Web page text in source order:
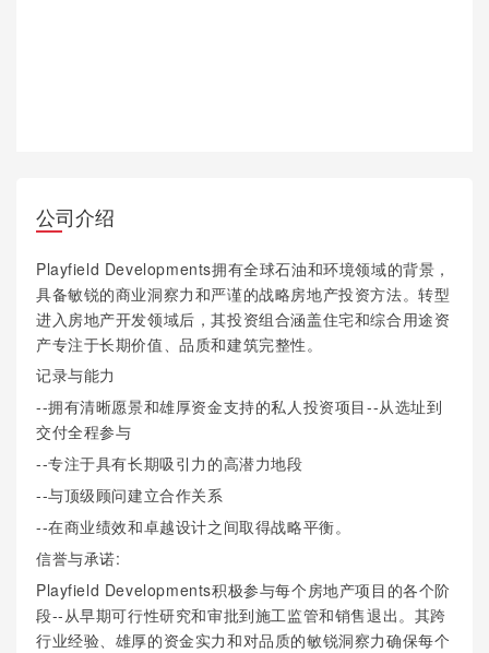
公司介绍
Playfield Developments拥有全球石油和环境领域的背景，
具备敏锐的商业洞察力和严谨的战略房地产投资方法。转型
进入房地产开发领域后，其投资组合涵盖住宅和综合用途资
产专注于长期价值、品质和建筑完整性。
记录与能力
--拥有清晰愿景和雄厚资金支持的私人投资项目--从选址到
交付全程参与
--专注于具有长期吸引力的高潜力地段
--与顶级顾问建立合作关系
--在商业绩效和卓越设计之间取得战略平衡。
信誉与承诺:
Playfield Developments积极参与每个房地产项目的各个阶
段--从早期可行性研究和审批到施工监管和销售退出。其跨
行业经验、雄厚的资金实力和对品质的敏锐洞察力确保每个